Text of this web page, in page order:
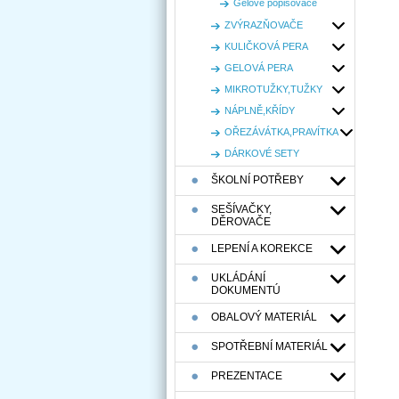
Gelové popisovače
ZVÝRAZŇOVAČE
KULIČKOVÁ PERA
GELOVÁ PERA
MIKROTUŽKY,TUŽKY
NÁPLNĚ,KŘÍDY
OŘEZÁVÁTKA,PRAVÍTKA
DÁRKOVÉ SETY
ŠKOLNÍ POTŘEBY
SEŠÍVAČKY,
DĚROVAČE
LEPENÍ A KOREKCE
UKLÁDÁNÍ
DOKUMENTÚ
OBALOVÝ MATERIÁL
SPOTŘEBNÍ MATERIÁL
PREZENTACE